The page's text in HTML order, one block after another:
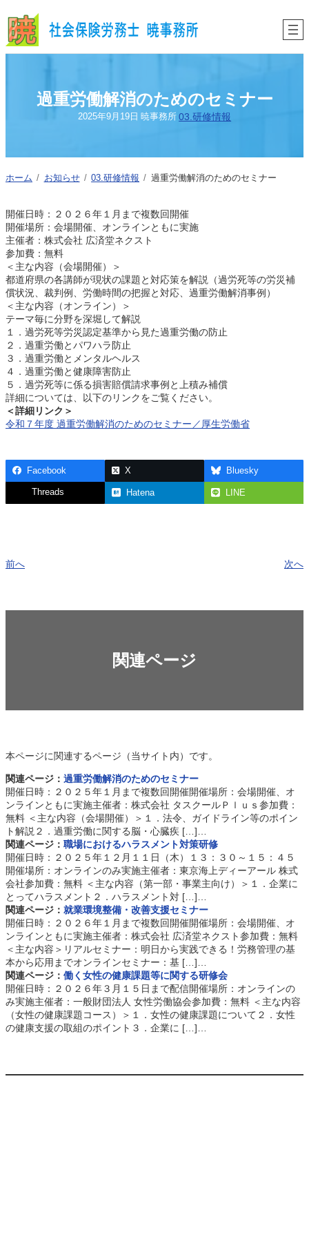
容
を
過重労働解消のためのセミナー
2025年9月19日 暁事務所 03.研修情報
ホーム お知らせ 03.研修情報 過重労働解消のためのセミナー
開催日時：２０２６年１月まで複数回開催
開催場所：会場開催、オンラインともに実施
主催者：株式会社 広済堂ネクスト
参加費：無料
＜主な内容（会場開催）＞
都道府県の各講師が現状の課題と対応策を解説（過労死等の労災補
償状況、裁判例、労働時間の把握と対応、過重労働解消事例）
＜主な内容（オンライン）＞
テーマ毎に分野を深堀して解説
１．過労死等労災認定基準から見た過重労働の防止
２．過重労働とパワハラ防止
３．過重労働とメンタルヘルス
４．過重労働と健康障害防止
５．過労死等に係る損害賠償請求事例と上積み補償
詳細については、以下のリンクをご覧ください。
＜詳細リンク＞
令和７年度 過重労働解消のためのセミナー／厚生労働省
Facebook X Bluesky
Threads Hatena LINE
前へ 次へ
関連ページ
本ページに関連するページ（当サイト内）です。
関連ページ： 過重労働解消のためのセミナー
開催日時：２０２５年１月まで複数回開催開催場所：会場開催、オ
ンラインともに実施主催者：株式会社 タスクールＰｌｕｓ参加費：
無料 ＜主な内容（会場開催）＞１．法令、ガイドライン等のポイン
ト解説２．過重労働に関する脳・心臓疾 […]…
関連ページ： 職場におけるハラスメント対策研修
開催日時：２０２５年１２月１１日（木）１３：３０～１５：４５
開催場所：オンラインのみ実施主催者：東京海上ディーアール 株式
会社参加費：無料 ＜主な内容（第一部・事業主向け）＞１．企業に
とってハラスメント２．ハラスメント対 […]…
関連ページ： 就業環境整備・改善支援セミナー
開催日時：２０２６年１月まで複数回開催開催場所：会場開催、オ
ンラインともに実施主催者：株式会社 広済堂ネクスト参加費：無料
＜主な内容＞リアルセミナー：明日から実践できる！労務管理の基
本から応用までオンラインセミナー：基 […]…
関連ページ： 働く女性の健康課題等に関する研修会
開催日時：２０２６年３月１５日まで配信開催場所：オンラインの
み実施主催者：一般財団法人 女性労働協会参加費：無料 ＜主な内容
（女性の健康課題コース）＞１．女性の健康課題について２．女性
の健康支援の取組のポイント３．企業に […]…